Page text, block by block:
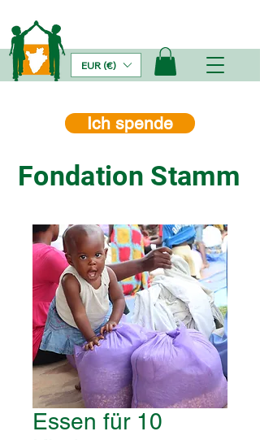
Fondation Stamm
EUR (€)
Ich spende
Essen für 10